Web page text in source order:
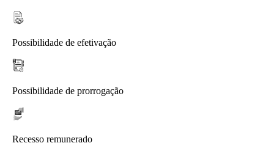
Possibilidade de efetivação
Possibilidade de prorrogação
Recesso remunerado